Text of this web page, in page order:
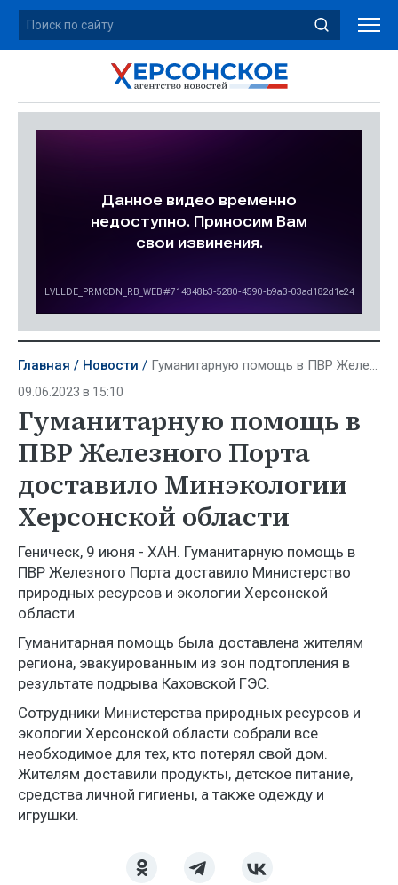
Главная Новости Гуманитарную помощь в ПВР Железного Порта доставило Минэкологии Херсонской области
09.06.2023 в 15:10
Гуманитарную помощь в
ПВР Железного Порта
доставило Минэкологии
Херсонской области
Геническ, 9 июня - ХАН. Гуманитарную помощь в
ПВР Железного Порта доставило Министерство
природных ресурсов и экологии Херсонской
области.
Гуманитарная помощь была доставлена жителям
региона, эвакуированным из зон подтопления в
результате подрыва Каховской ГЭС.
Сотрудники Министерства природных ресурсов и
экологии Херсонской области собрали все
необходимое для тех, кто потерял свой дом.
Жителям доставили продукты, детское питание,
средства личной гигиены, а также одежду и
игрушки.